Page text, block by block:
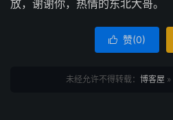
放，谢谢你，热情的东北大哥。
 赞(0)
未经允许不得转载： 博客屋 »